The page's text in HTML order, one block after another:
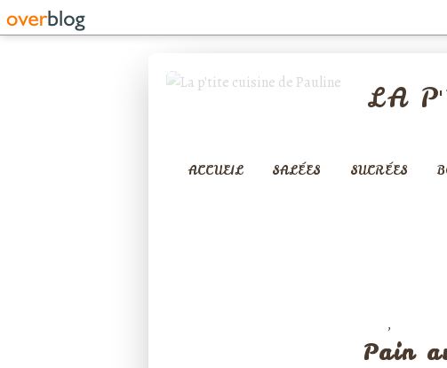
LA
ACCUEIL SALÉES SUCRÉES
,
Pain